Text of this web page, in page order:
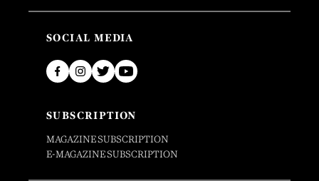
SOCIAL MEDIA
SUBSCRIPTION
MAGAZINE SUBSCRIPTION
E-MAGAZINE SUBSCRIPTION